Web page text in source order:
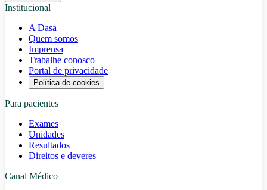
Institucional
A Dasa
Quem somos
Imprensa
Trabalhe conosco
Portal de privacidade
Política de cookies
Para pacientes
Exames
Unidades
Resultados
Direitos e deveres
Canal Médico